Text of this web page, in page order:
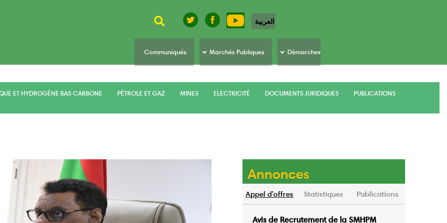
Rechercher
العربية
topCommuniqués Marchés Publiques Démarches
ET HYDROGÈNE BAS CARBONE PÉTROLE ET GAZ MINES ELECTRICITÉ DOCUMENTS JURIDIQUES PUBLICATIONS
Annonces
Appel d'offres Statistiques Publications
Avis de Recrutement de la SMHPM